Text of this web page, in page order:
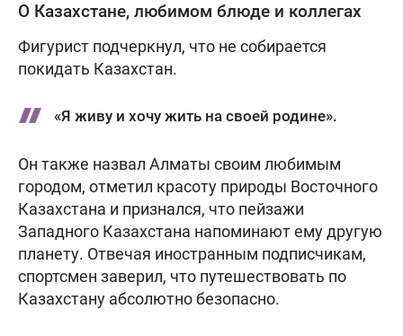
О Казахстане, любимом блюде и коллегах
Фигурист подчеркнул, что не собирается
покидать Казахстан.
«Я живу и хочу жить на своей родине».
Он также назвал Алматы своим любимым
городом, отметил красоту природы Восточного
Казахстана и признался, что пейзажи
Западного Казахстана напоминают ему другую
планету. Отвечая иностранным подписчикам,
спортсмен заверил, что путешествовать по
Казахстану абсолютно безопасно.